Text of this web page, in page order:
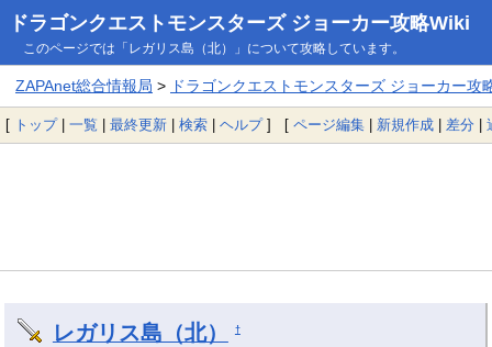
ドラゴンクエストモンスターズ ジョーカー攻略Wiki
このページでは「レガリス島（北）」について攻略しています。
ZAPAnet総合情報局 > ドラゴンクエストモンスターズ ジョーカー攻
[ トップ| 一覧 | 最終更新 | 検索 | ヘルプ] [ ページ編集 | 新規作成 | 差分 |
レガリス島（北） †